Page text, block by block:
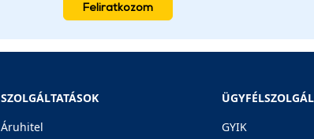
Feliratkozom
SZOLGÁLTATÁSOK
Áruhitel
GYIK